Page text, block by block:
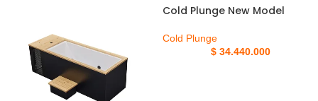
Cold Plunge New Model
Cold Plunge
$34.440.000